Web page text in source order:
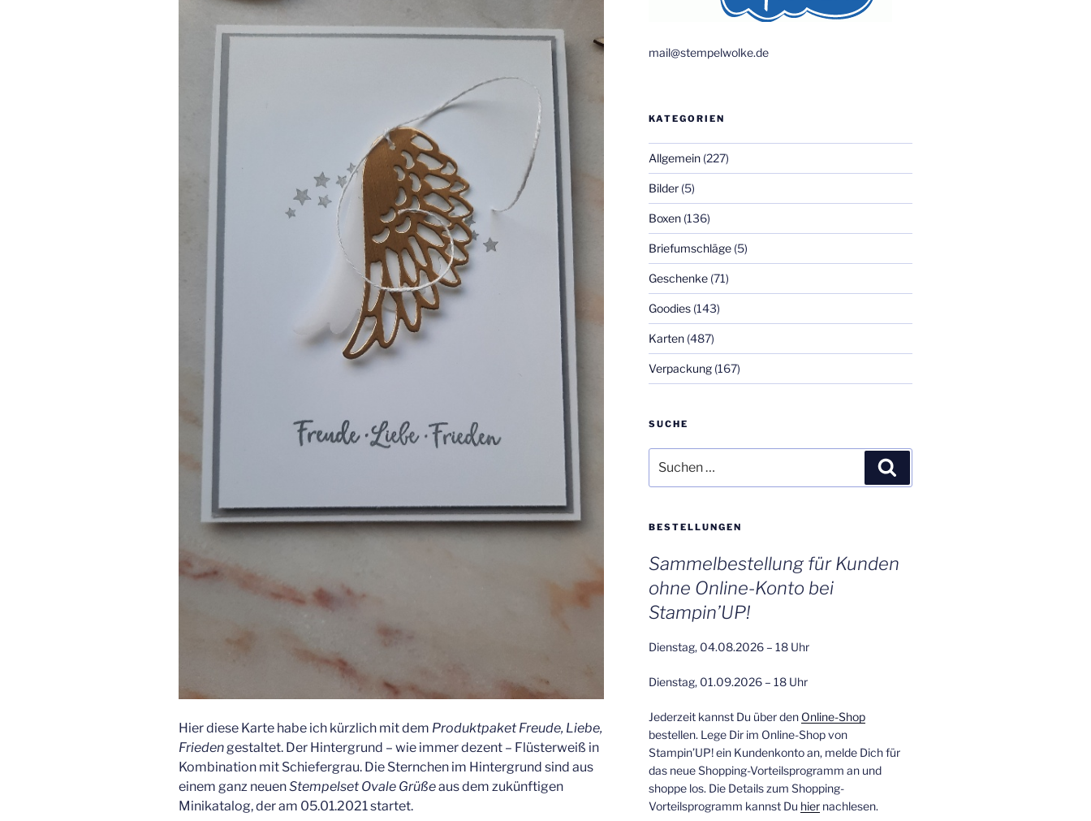
Hier diese Karte habe ich kürzlich mit dem Produktpaket Freude, Liebe,
Frieden gestaltet. Der Hintergrund – wie immer dezent – Flüsterweiß in
Kombination mit Schiefergrau. Die Sternchen im Hintergrund sind aus
einem ganz neuenStempelset Ovale Grüßeaus dem zukünftigen
Minikatalog, der am 05.01.2021 startet.
mail@stempelwolke.de
KATEGORIEN
Allgemein(227)
Bilder(5)
Boxen(136)
Briefumschläge(5)
Geschenke(71)
Goodies(143)
Karten(487)
Verpackung(167)
SUCHE
nach:
BESTELLUNGEN
Sammelbestellung für Kunden
ohne Online-Konto bei
Stampin’UP!
Dienstag, 04.08.2026 – 18 Uhr
Dienstag, 01.09.2026 – 18 Uhr
Jederzeit kannst Du über den Online-Shop
bestellen. Lege Dir im Online-Shop von
Stampin’UP! ein Kundenkonto an, melde Dich für
das neue Shopping-Vorteilsprogramm an und
shoppe los. Die Details zum Shopping-
Vorteilsprogramm kannst Du hiernachlesen.